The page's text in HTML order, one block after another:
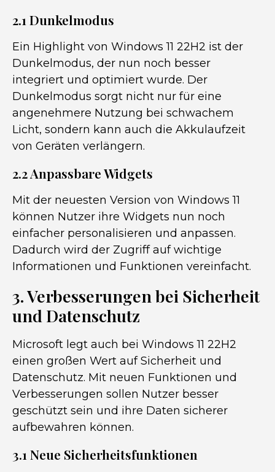
2.1 Dunkelmodus
Ein Highlight von Windows 11 22H2 ist der
Dunkelmodus, der nun noch besser
integriert und optimiert wurde. Der
Dunkelmodus sorgt nicht nur für eine
angenehmere Nutzung bei schwachem
Licht, sondern kann auch die Akkulaufzeit
von Geräten verlängern.
2.2 Anpassbare Widgets
Mit der neuesten Version von Windows 11
können Nutzer ihre Widgets nun noch
einfacher personalisieren und anpassen.
Dadurch wird der Zugriff auf wichtige
Informationen und Funktionen vereinfacht.
3. Verbesserungen bei Sicherheit
und Datenschutz
Microsoft legt auch bei Windows 11 22H2
einen großen Wert auf Sicherheit und
Datenschutz. Mit neuen Funktionen und
Verbesserungen sollen Nutzer besser
geschützt sein und ihre Daten sicherer
aufbewahren können.
3.1 Neue Sicherheitsfunktionen